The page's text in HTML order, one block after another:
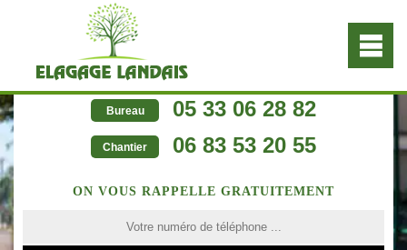
Bureau 05 33 06 28 82
Chantier 06 83 53 20 55
ON VOUS RAPPELLE GRATUITEMENT